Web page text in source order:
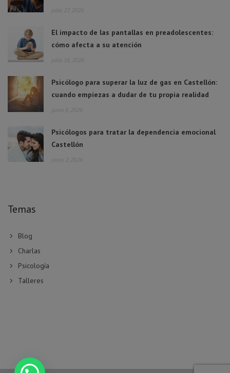
julio 27, 2026
El impacto de las pantallas en preadolescentes:
cómo afecta a su atención
julio 16, 2026
Psicólogo para superar la luz de gas en Castellón:
cuando empiezas a dudar de tu propia realidad
junio 6, 2026
Psicólogos para tratar la dependencia emocional
Castellón
junio 2, 2026
Temas
Blog
Charlas
Psicología
Talleres